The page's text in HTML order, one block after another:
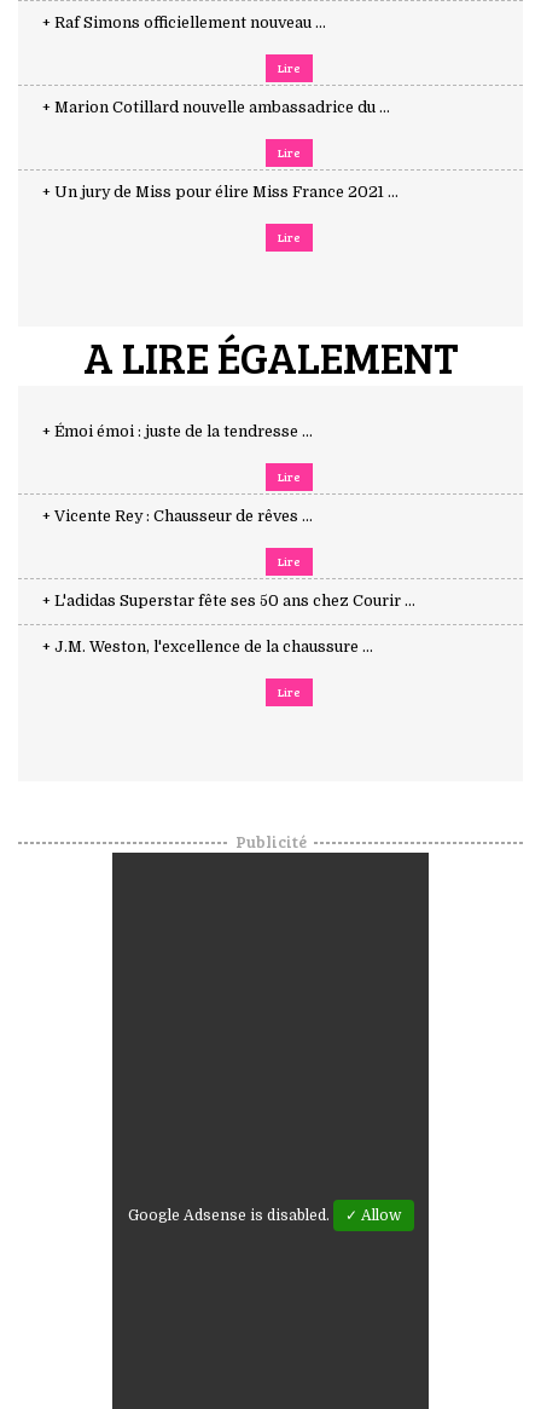
+ Raf Simons officiellement nouveau ...
Lire
+ Marion Cotillard nouvelle ambassadrice du ...
Lire
+ Un jury de Miss pour élire Miss France 2021 ...
Lire
A LIRE ÉGALEMENT
+ Émoi émoi : juste de la tendresse ...
Lire
+ Vicente Rey : Chausseur de rêves ...
Lire
+ L'adidas Superstar fête ses 50 ans chez Courir ...
+ J.M. Weston, l'excellence de la chaussure ...
Lire
Publicité
Google Adsense is disabled. ✓ Allow